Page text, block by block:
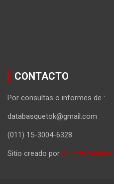
CONTACTO
Por consultas o informes de :
databasquetok@gmail.com
(011) 15-3004-6328
Sitio creado por Gastón Schafer